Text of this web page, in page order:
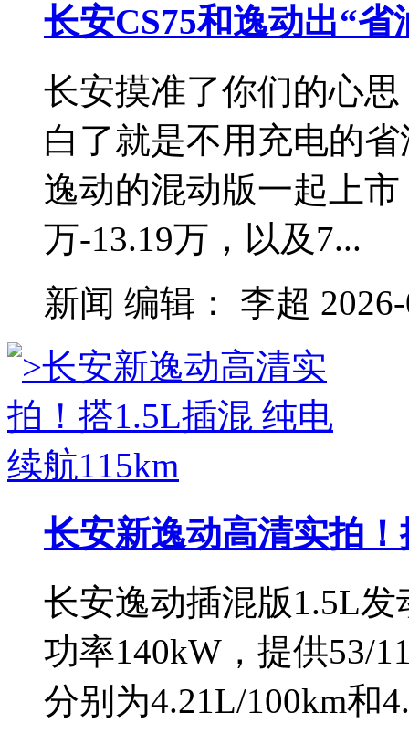
长安CS75和逸动出“
长安摸准了你们的心
白了就是不用充电的
逸动的混动版一起上
万-13.19万，以及7...
新闻 编辑： 李超
长安新逸动高清实拍
长安逸动插混版1.5L
功率140kW，提供53/
分别为4.21L/100km和